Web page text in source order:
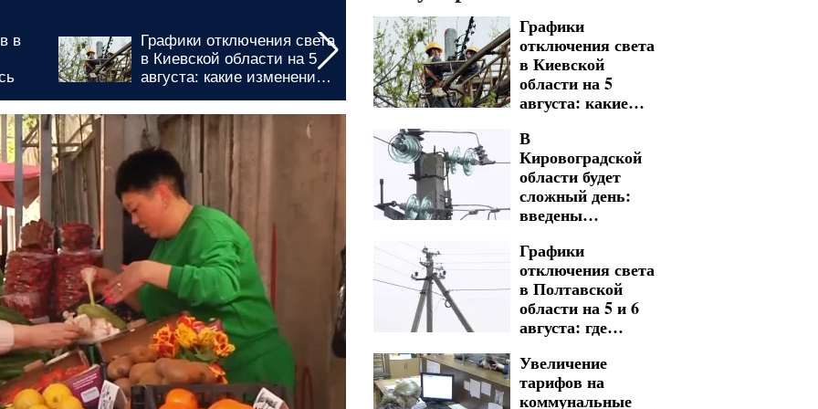
Николаевскую область
призвали подготовиться:
графики отключения света
на долгие часы
В Кировоградской области
будет сложный день:
введены многочасовые
графики отключения света
на 5 и 6 августа
Графики
отключения света
в Киевской
области на 5
августа: какие
подготовили по
десяткам адресов
В
Кировоградской
области будет
сложный день:
введены
графики
отключения света
на 5 и 6 августа
Графики
отключения света
в Полтавской
области на 5 и 6
августа: где
будут длиться
много часов
подряд
Увеличение
тарифов на
коммунальные